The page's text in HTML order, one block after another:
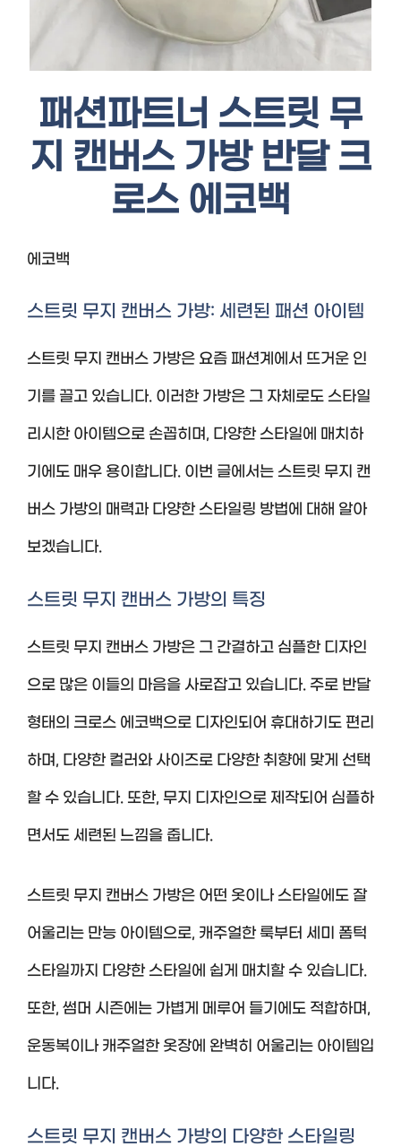
패션파트너 스트릿 무
지 캔버스 가방 반달 크
로스 에코백
에코백
스트릿 무지 캔버스 가방: 세련된 패션 아이템
스트릿 무지 캔버스 가방은 요즘 패션계에서 뜨거운 인
기를 끌고 있습니다. 이러한 가방은 그 자체로도 스타일
리시한 아이템으로 손꼽히며, 다양한 스타일에 매치하
기에도 매우 용이합니다. 이번 글에서는 스트릿 무지 캔
버스 가방의 매력과 다양한 스타일링 방법에 대해 알아
보겠습니다.
스트릿 무지 캔버스 가방의 특징
스트릿 무지 캔버스 가방은 그 간결하고 심플한 디자인
으로 많은 이들의 마음을 사로잡고 있습니다. 주로 반달
형태의 크로스 에코백으로 디자인되어 휴대하기도 편리
하며, 다양한 컬러와 사이즈로 다양한 취향에 맞게 선택
할 수 있습니다. 또한, 무지 디자인으로 제작되어 심플하
면서도 세련된 느낌을 줍니다.
스트릿 무지 캔버스 가방은 어떤 옷이나 스타일에도 잘
어울리는 만능 아이템으로, 캐주얼한 룩부터 세미 폼턱
스타일까지 다양한 스타일에 쉽게 매치할 수 있습니다.
또한, 썸머 시즌에는 가볍게 메루어 들기에도 적합하며,
운동복이나 캐주얼한 옷장에 완벽히 어울리는 아이템입
니다.
스트릿 무지 캔버스 가방의 다양한 스타일링